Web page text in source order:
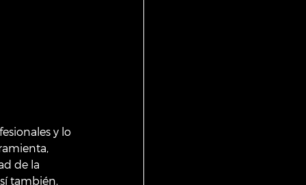
y lo
de la
también,